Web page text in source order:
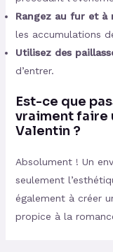
Rangez au fur et à
les accumulations
Utilisez des
d’entrer.
Est-ce que
vraiment faire
Valentin ?
Absolument ! Un
seulement
également à créer
propice à la